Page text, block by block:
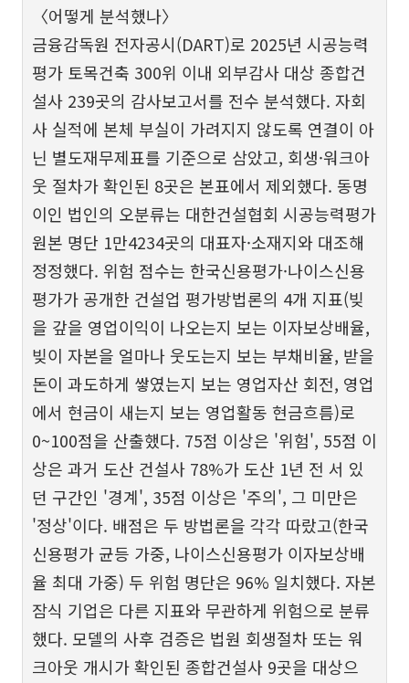
〈어떻게 분석했나〉
금융감독원 전자공시(DART)로 2025년 시공능력
평가 토목건축 300위 이내 외부감사 대상 종합건
설사 239곳의 감사보고서를 전수 분석했다. 자회
사 실적에 본체 부실이 가려지지 않도록 연결이 아
닌 별도재무제표를 기준으로 삼았고, 회생·워크아
웃 절차가 확인된 8곳은 본표에서 제외했다. 동명
이인 법인의 오분류는 대한건설협회 시공능력평가
원본 명단 1만4234곳의 대표자·소재지와 대조해
정정했다. 위험 점수는 한국신용평가·나이스신용
평가가 공개한 건설업 평가방법론의 4개 지표(빚
을 갚을 영업이익이 나오는지 보는 이자보상배율,
빚이 자본을 얼마나 웃도는지 보는 부채비율, 받을
돈이 과도하게 쌓였는지 보는 영업자산 회전, 영업
에서 현금이 새는지 보는 영업활동 현금흐름)로
0~100점을 산출했다. 75점 이상은 '위험', 55점 이
상은 과거 도산 건설사 78%가 도산 1년 전 서 있
던 구간인 '경계', 35점 이상은 '주의', 그 미만은
'정상'이다. 배점은 두 방법론을 각각 따랐고(한국
신용평가 균등 가중, 나이스신용평가 이자보상배
율 최대 가중) 두 위험 명단은 96% 일치했다. 자본
잠식 기업은 다른 지표와 무관하게 위험으로 분류
했다. 모델의 사후 검증은 법원 회생절차 또는 워
크아웃 개시가 확인된 종합건설사 9곳을 대상으